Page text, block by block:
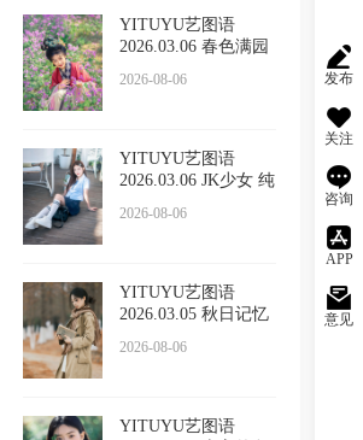
发布
关注
咨询
APP
意见
YITUYU艺图语
2026.03.06 春色满园
2026-08-06
YITUYU艺图语
2026.03.06 JK少女 纯
2026-08-06
YITUYU艺图语
2026.03.05 秋日记忆
2026-08-06
YITUYU艺图语